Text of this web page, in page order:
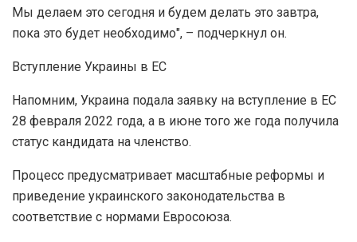
Мы делаем это сегодня и будем делать это завтра,
пока это будет необходимо", – подчеркнул он.
Вступление Украины в ЕС
Напомним, Украина подала заявку на вступление в ЕС
28 февраля 2022 года, а в июне того же года получила
статус кандидата на членство.
Процесс предусматривает масштабные реформы и
приведение украинского законодательства в
соответствие с нормами Евросоюза.